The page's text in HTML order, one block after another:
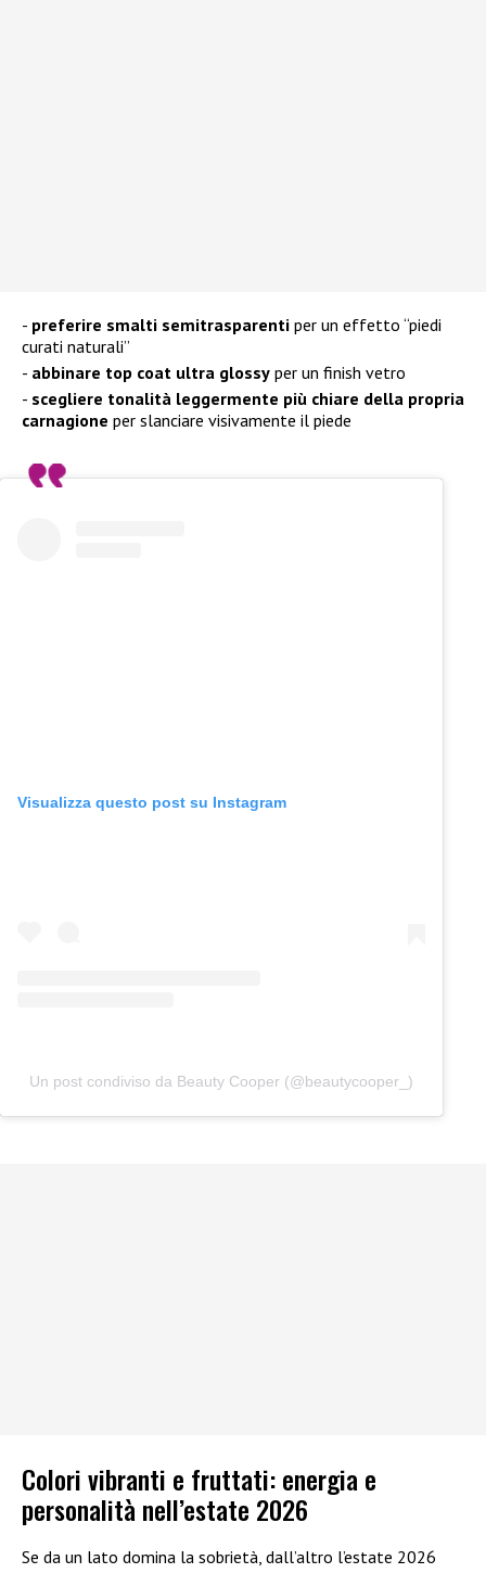
preferire smalti semitrasparenti per un effetto “piedi
curati naturali”
abbinare top coat ultra glossy per un finish vetro
scegliere tonalità leggermente più chiare della propria
carnagione per slanciare visivamente il piede
Visualizza questo post su Instagram
Un post condiviso da Beauty Cooper (@beautycooper_)
Colori vibranti e fruttati: energia e
personalità nell’estate 2026
Se da un lato domina la sobrietà, dall’altro l’estate 2026